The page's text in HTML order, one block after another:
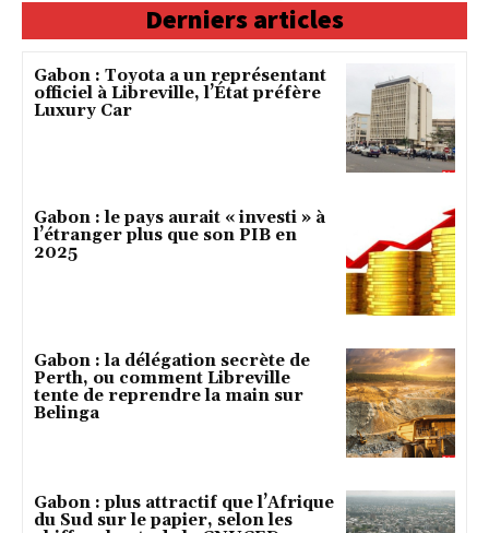
Derniers articles
Gabon : Toyota a un représentant
officiel à Libreville, l’État préfère
Luxury Car
Gabon : le pays aurait « investi » à
l’étranger plus que son PIB en
2025
Gabon : la délégation secrète de
Perth, ou comment Libreville
tente de reprendre la main sur
Belinga
Gabon : plus attractif que l’Afrique
du Sud sur le papier, selon les